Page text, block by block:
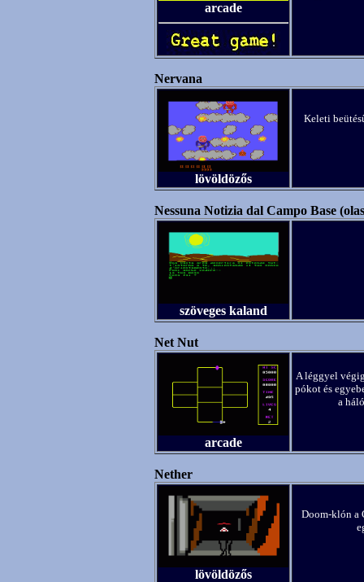
arcade
Nervana
lövöldözős
Keleti
Nessuna Notizia dal Campo Base
szöveges kaland
Net Nut
arcade
A léggyel
pókot és
a
Nether
lövöldözős
Doom-klón a